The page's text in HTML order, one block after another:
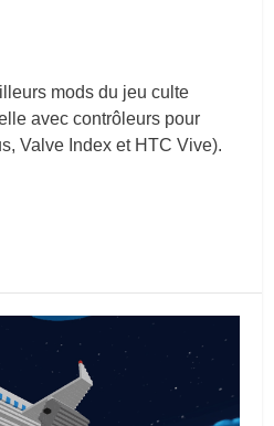
mods du jeu culte
avec contrôleurs pour
Valve Index et HTC Vive).